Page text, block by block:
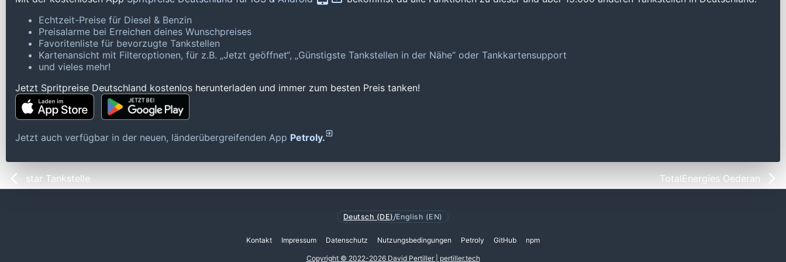
Echtzeit-Preise für Diesel & Benzin
Preisalarme bei Erreichen deines Wunschpreises
Favoritenliste für bevorzugte Tankstellen
Kartenansicht mit Filteroptionen, für z.B. „Jetzt geöffnet“, „Günstigste Tankstellen in der Nähe“ oder Tankkartensupport
und vieles mehr!
Jetzt Spritpreise Deutschland kostenlos herunterladen und immer zum besten Preis tanken!
Jetzt auch verfügbar in der neuen, länderübergreifenden App Petroly.
star Tankstelle TotalEnergies Oederan
Deutsch (DE) /English (EN)
Kontakt Impressum Datenschutz Nutzungsbedingungen Petroly GitHub npm
Copyright © 2022-2026 David Pertiller | pertiller.tech